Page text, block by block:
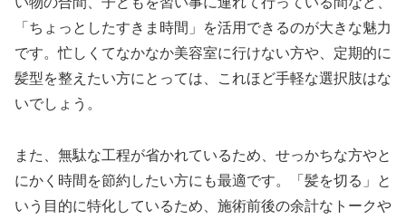
「ちょっとしたすきま時間」を活用できるのが大きな魅力
です。忙しくてなかなか美容室に行けない方や、定期的に
髪型を整えたい方にとっては、これほど手軽な選択肢はな
いでしょう。
また、無駄な工程が省かれているため、せっかちな方やと
にかく時間を節約したい方にも最適です。「髪を切る」と
いう目的に特化しているため、施術前後の余計なトークや